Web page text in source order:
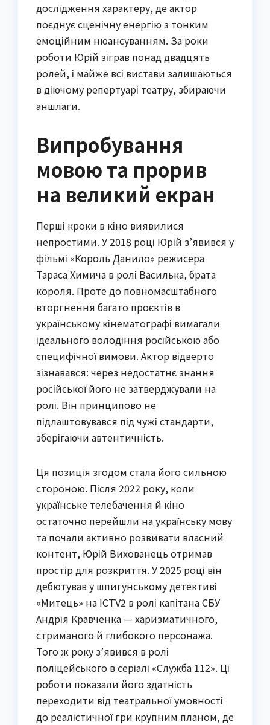
дослідження характеру, де актор
поєднує сценічну енергію з тонким
емоційним нюансуванням. За роки
роботи Юрій зіграв понад двадцять
ролей, і майже всі вистави залишаються
в діючому репертуарі театру, збираючи
аншлаги.
Випробування
мовою та прорив
на великий екран
Перші кроки в кіно виявилися
непростими. У 2018 році Юрій з’явився у
фільмі «Король Данило» режисера
Тараса Химича в ролі Василька, брата
короля. Проте до повномасштабного
вторгнення багато проєктів в
українському кінематографі вимагали
ідеального володіння російською або
специфічної вимови. Актор відверто
зізнавався: через недостатнє знання
російської його не затверджували на
ролі. Він принципово не
підлаштовувався під чужі стандарти,
зберігаючи автентичність.
Ця позиція згодом стала його сильною
стороною. Після 2022 року, коли
українське телебачення й кіно
остаточно перейшли на українську мову
та почали активно розвивати власний
контент, Юрій Вихованець отримав
простір для розкриття. У 2025 році він
дебютував у шпигунському детективі
«Митець» на ICTV2 в ролі капітана СБУ
Андрія Кравченка — харизматичного,
стриманого й глибокого персонажа.
Того ж року з’явився в ролі
поліцейського в серіалі «Служба 112». Ці
роботи показали його здатність
переходити від театральної умовності
до реалістичної гри крупним планом, де